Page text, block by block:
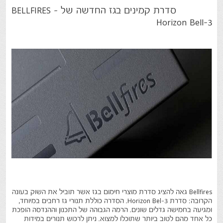
סדרת קמינים בגז החדשה של BELLFIRES -
Horizon Bell-3
Bellfires גאה להציג סדרת מוצרי חימום בגז אשר תוביל את השוק בעונה
הקרובה: סדרת Horizon Bel-3. הסדרה כוללת תנורי גז רחבים במיוחד,
ומגיעה בחמישה גדלים שונים. הרמה הגבוהה של התכנון וההנדסה הופכת
כל אחד מהם לטוב ביותר שתוכלו למצוא. ניתן לרכוש תנורים במידות